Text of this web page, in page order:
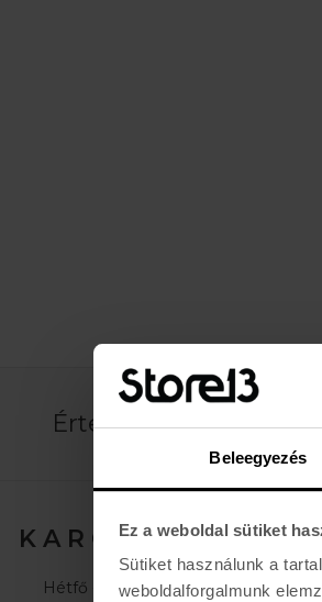
Beleegyezés
Ez a weboldal sütiket
Sütiket használunk a
weboldalforgalmunk
Értesülj az
K A R O L I N A 17 / B
Hétfő - Péntek: 11:00 - 19:00